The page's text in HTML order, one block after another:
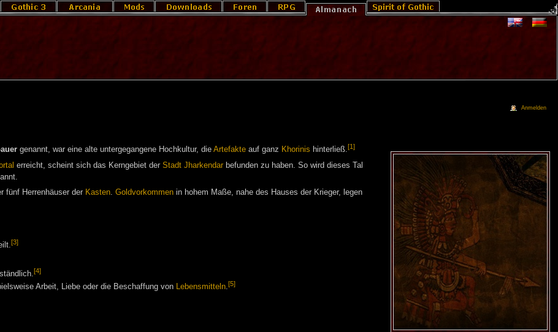
genannt, war eine alte untergegangene Hochkultur, die Artefakteauf ganz Khorinis hinterließ.[1]
erreicht, scheint sich das Kerngebiet der Stadt Jharkendarbefunden zu haben. So wird dieses Tal
fünf Herrenhäuser der Kasten. Goldvorkommenin hohem Maße, nahe des Hauses der Krieger, legen
[3]
[4]
Arbeit, Liebe oder die Beschaffung von Lebensmitteln.[5]
Anmelden